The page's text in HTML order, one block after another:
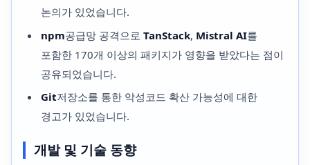
논의가 있었습니다.
npm공급망 공격으로 TanStack, Mistral AI를
포함한 170개 이상의 패키지가 영향을 받았다는 점이
공유되었습니다.
Git저장소를 통한 악성코드 확산 가능성에 대한
경고가 있었습니다.
개발 및 기술 동향